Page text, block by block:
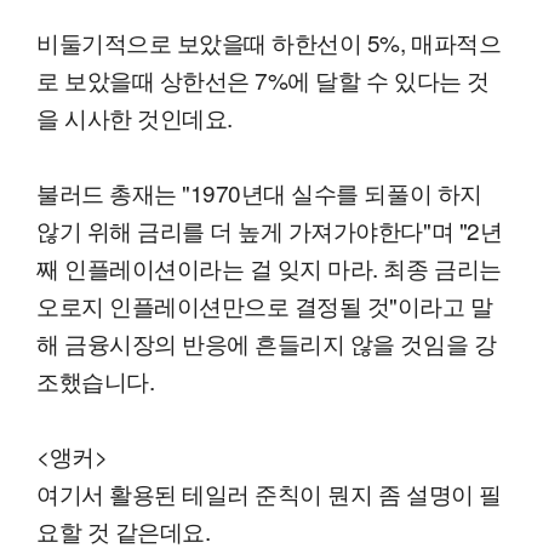
비둘기적으로 보았을때 하한선이 5%, 매파적으
로 보았을때 상한선은 7%에 달할 수 있다는 것
을 시사한 것인데요.
불러드 총재는 "1970년대 실수를 되풀이 하지
않기 위해 금리를 더 높게 가져가야한다"며 "2년
째 인플레이션이라는 걸 잊지 마라. 최종 금리는
오로지 인플레이션만으로 결정될 것"이라고 말
해 금융시장의 반응에 흔들리지 않을 것임을 강
조했습니다.
<앵커>
여기서 활용된 테일러 준칙이 뭔지 좀 설명이 필
요할 것 같은데요.